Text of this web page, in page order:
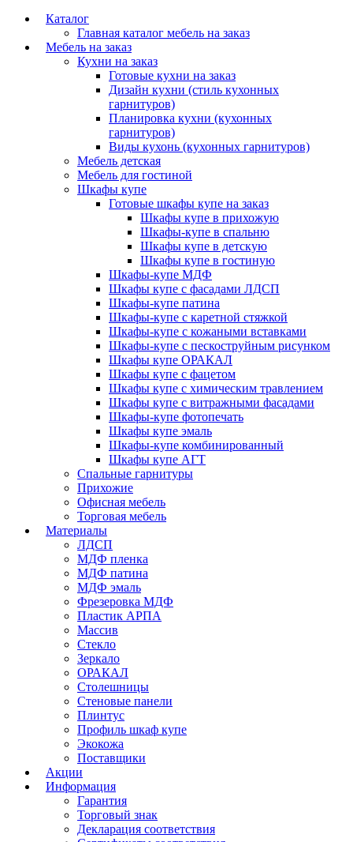
Каталог
Главная каталог мебель на заказ
Мебель на заказ
Кухни на заказ
Готовые кухни на заказ
Дизайн кухни (стиль кухонных
гарнитуров)
Планировка кухни (кухонных
гарнитуров)
Виды кухонь (кухонных гарнитуров)
Мебель детская
Мебель для гостиной
Шкафы купе
Готовые шкафы купе на заказ
Шкафы купе в прихожую
Шкафы-купе в спальню
Шкафы купе в детскую
Шкафы купе в гостиную
Шкафы-купе МДФ
Шкафы купе с фасадами ЛДСП
Шкафы-купе патина
Шкафы-купе с каретной стяжкой
Шкафы-купе с кожаными вставками
Шкафы-купе с пескоструйным рисунком
Шкафы купе ОРАКАЛ
Шкафы купе с фацетом
Шкафы купе с химическим травлением
Шкафы купе с витражными фасадами
Шкафы-купе фотопечать
Шкафы купе эмаль
Шкафы-купе комбинированный
Шкафы купе АГТ
Спальные гарнитуры
Прихожие
Офисная мебель
Торговая мебель
Материалы
ЛДСП
МДФ пленка
МДФ патина
МДФ эмаль
Фрезеровка МДФ
Пластик АРПА
Массив
Стекло
Зеркало
ОРАКАЛ
Столешницы
Стеновые панели
Плинтус
Профиль шкаф купе
Экокожа
Поставщики
Акции
Информация
Гарантия
Торговый знак
Декларация соответствия